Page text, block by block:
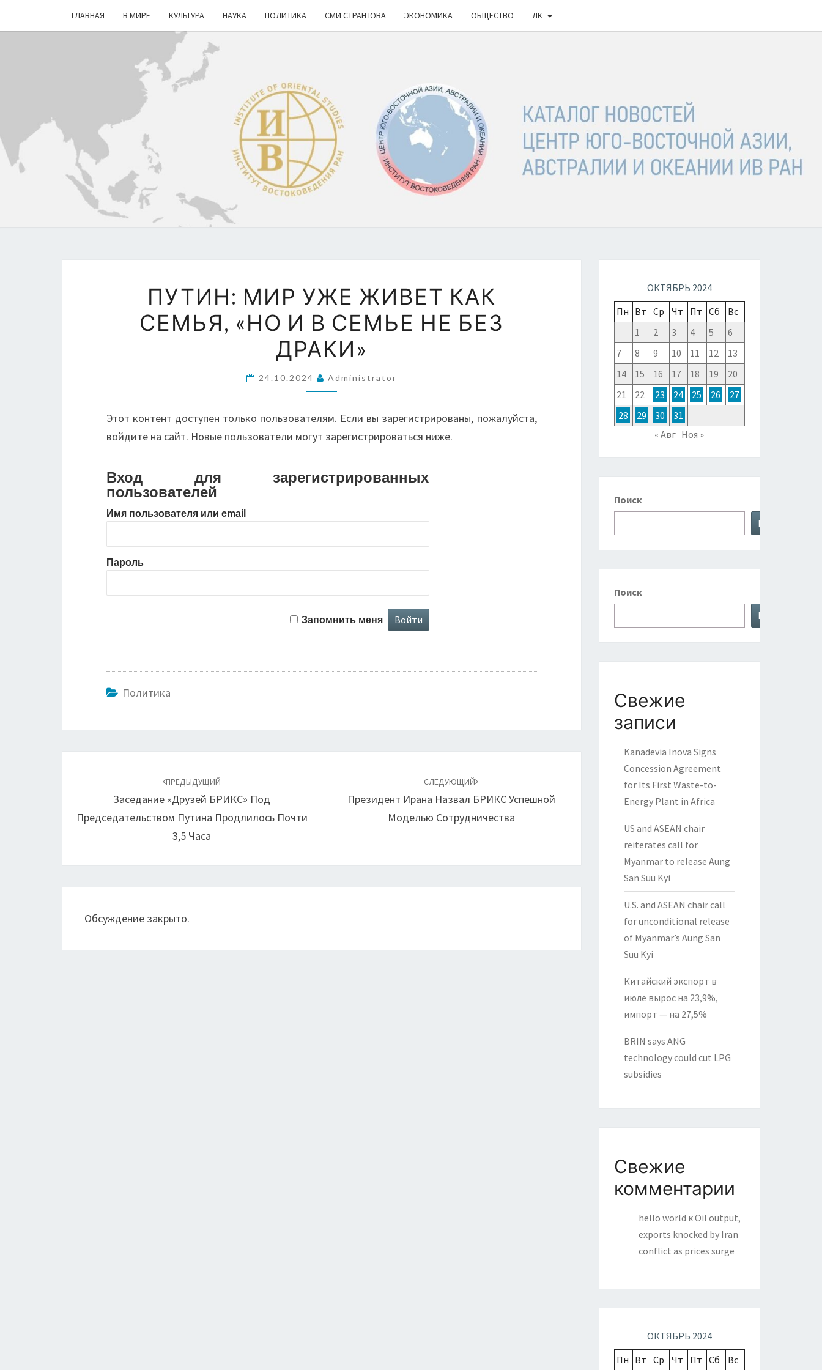
ГЛАВНАЯ В МИРЕ КУЛЬТУРА НАУКА ПОЛИТИКА СМИ СТРАН ЮВА ЭКОНОМИКА ОБЩЕСТВО ЛК
КАТАЛОГ
НОВОСТЕЙ
ВОСТОЧНОЙ
АЗИИ,
АВСТРАЛИИ
И ОКЕАНИИ
ИВ
РАН
МИР
УЖЕ
ЖИВЕТ
КАК
СЕМЬЯ,
«НО
В
СЕМЬЕ
БЕЗ
ДРАКИ»
ПУТИН: МИР УЖЕ ЖИВЕТ КАК
СЕМЬЯ, «НО И В СЕМЬЕ НЕ БЕЗ
ДРАКИ»
24.10.2024 Administrator
Этот контент доступен только пользователям. Если вы зарегистрированы, пожалуйста,
войдите на сайт. Новые пользователи могут зарегистрироваться ниже.
Вход для зарегистрированных
пользователей
Имя пользователя или email
Пароль
Запомнить меня
Политика
записям
ПРЕДЫДУЩИЙ
Заседание «друзей БРИКС» Под
Председательством Путина Продлилось Почти
3,5 Часа
СЛЕДУЮЩИЙ
Президент Ирана Назвал БРИКС Успешной
Моделью Сотрудничества
Обсуждение закрыто.
ОКТЯБРЬ 2024
Пн Вт Ср Чт Пт Сб
Вс
1
2 3 4 5
6
7
8 9 10 11 12
13
14
15 16 17 18 19
20
21
22 23 24 25 26
27
28
29 30
31
« Авг Ноя »
Поиск
Поиск
Поиск
Поиск
Свежие
записи
Kanadevia Inova Signs
Concession Agreement
for Its First Waste-to-
Energy Plant in Africa
US and ASEAN chair
reiterates call for
Myanmar to release Aung
San Suu Kyi
U.S. and ASEAN chair call
for unconditional release
of Myanmar’s Aung San
Suu Kyi
Китайский экспорт в
июле вырос на 23,9%,
импорт — на 27,5%
BRIN says ANG
technology could cut LPG
subsidies
Свежие
комментарии
hello world кOil output,
exports knocked by Iran
conflict as prices surge
ОКТЯБРЬ 2024
Пн Вт Ср Чт Пт Сб Вс